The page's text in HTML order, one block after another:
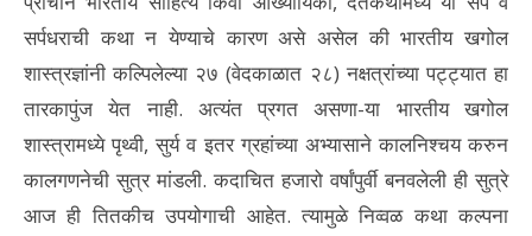
सर्पधराची कथा न येण्याचे कारण असे असेल की भारतीय खगोल
शास्त्रज्ञांनी कल्पिलेल्या २७ (वेदकाळात २८) नक्षत्रांच्या पट्ट्यात हा
तारकापुंज येत नाही. अत्यंत प्रगत असणा-या भारतीय खगोल
शास्त्रामध्ये पृथ्वी, सुर्य व इतर ग्रहांच्या अभ्यासाने कालनिश्चय करुन
कालगणनेची सुत्र मांडली. कदाचित हजारो वर्षांपुर्वी बनवलेली ही सुत्रे
आज ही तितकीच उपयोगाची आहेत. त्यामुळे निव्वळ कथा कल्पना